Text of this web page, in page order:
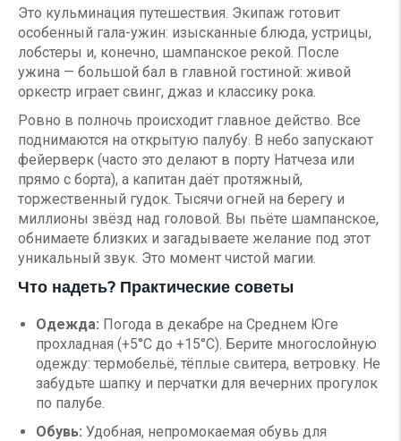
Это кульминация путешествия. Экипаж готовит
особенный гала-ужин: изысканные блюда, устрицы,
лобстеры и, конечно, шампанское рекой. После
ужина — большой бал в главной гостиной: живой
оркестр играет свинг, джаз и классику рока.
Ровно в полночь происходит главное действо. Все
поднимаются на открытую палубу. В небо запускают
фейерверк (часто это делают в порту Натчеза или
прямо с борта), а капитан даёт протяжный,
торжественный гудок. Тысячи огней на берегу и
миллионы звёзд над головой. Вы пьёте шампанское,
обнимаете близких и загадываете желание под этот
уникальный звук. Это момент чистой магии.
Что надеть? Практические советы
Одежда: Погода в декабре на Среднем Юге
прохладная (+5°C до +15°C). Берите многослойную
одежду: термобельё, тёплые свитера, ветровку. Не
забудьте шапку и перчатки для вечерних прогулок
по палубе.
Обувь: Удобная, непромокаемая обувь для